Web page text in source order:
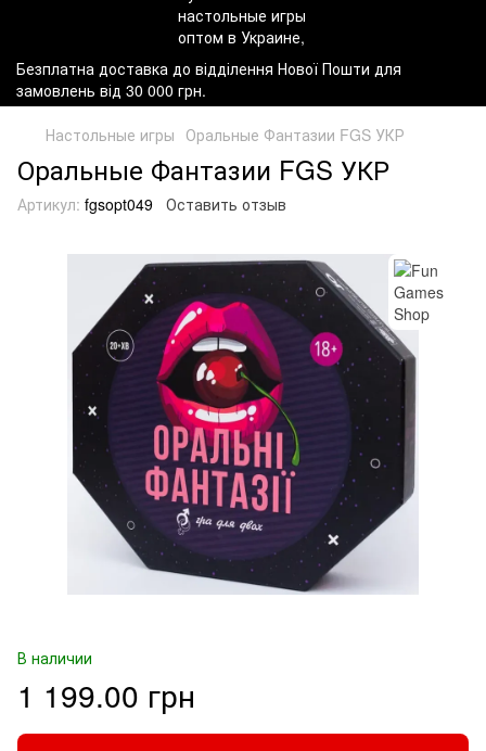
Безплатна доставка до відділення Нової Пошти для
замовлень від 30 000 грн.
Настольные игры Оральные Фантазии FGS УКР
Оральные Фантазии FGS УКР
Артикул: fgsopt049 Оставить отзыв
В наличии
1 199.00 грн